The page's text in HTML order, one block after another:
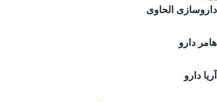
الحاوی
دارو
دارو